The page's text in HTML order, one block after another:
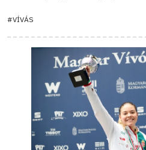
#VÍVÁS